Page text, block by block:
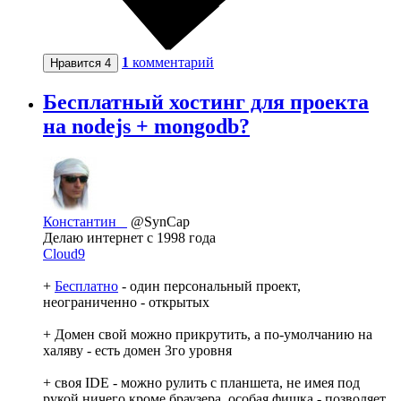
Нравится 4 1 комментарий
Бесплатный хостинг для проекта
на nodejs + mongodb?
Константин
@SynCap
Делаю интернет с 1998 года
Сloud9
+ Бесплатно - один персональный проект,
неограниченно - открытых
+ Домен свой можно прикрутить, а по-умолчанию на
халяву - есть домен 3го уровня
+ своя IDE - можно рулить с планшета, не имея под